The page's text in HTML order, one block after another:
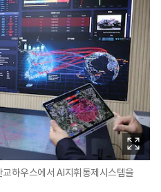
하우스에서 AI지휘통제시스템을